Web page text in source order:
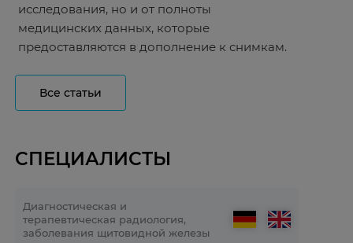
исследования, но и от полноты
медицинских данных, которые
предоставляются в дополнение к снимкам.
Все статьи
СПЕЦИАЛИСТЫ
Диагностическая и
терапевтическая радиология,
заболевания щитовидной железы